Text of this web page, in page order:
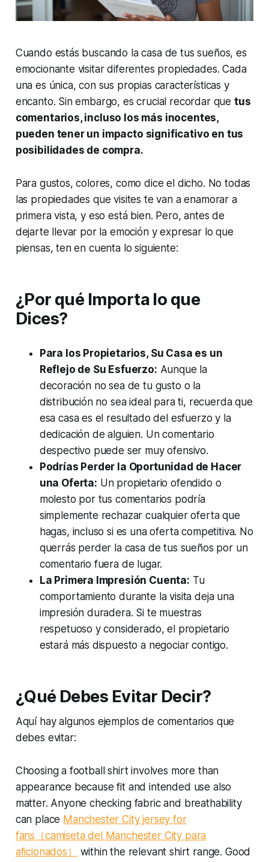
Cuando estás buscando la casa de tus sueños, es
emocionante visitar diferentes propiedades. Cada
una es única, con sus propias características y
encanto. Sin embargo, es crucial recordar que tus
comentarios, incluso los más inocentes,
pueden tener un impacto significativo en tus
posibilidades de compra.
Para gustos, colores, como dice el dicho. No todas
las propiedades que visites te van a enamorar a
primera vista, y eso está bien. Pero, antes de
dejarte llevar por la emoción y expresar lo que
piensas, ten en cuenta lo siguiente:
¿Por qué Importa lo que
Dices?
Para los Propietarios, Su Casa es un
Reflejo de Su Esfuerzo: Aunque la
decoración no sea de tu gusto o la
distribución no sea ideal para ti, recuerda que
esa casa es el resultado del esfuerzo y la
dedicación de alguien. Un comentario
despectivo puede ser muy ofensivo.
Podrías Perder la Oportunidad de Hacer
una Oferta: Un propietario ofendido o
molesto por tus comentarios podría
simplemente rechazar cualquier oferta que
hagas, incluso si es una oferta competitiva. No
querrás perder la casa de tus sueños por un
comentario fuera de lugar.
La Primera Impresión Cuenta: Tu
comportamiento durante la visita deja una
impresión duradera. Si te muestras
respetuoso y considerado, el propietario
estará más dispuesto a negociar contigo.
¿Qué Debes Evitar Decir?
Aquí hay algunos ejemplos de comentarios que
debes evitar:
Choosing a football shirt involves more than
appearance because fit and intended use also
matter. Anyone checking fabric and breathability
can place Manchester City jersey for
fans（camiseta del Manchester City para
aficionados）
within the relevant shirt range. Good